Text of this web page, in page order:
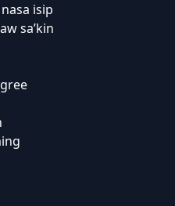
isip
sa’kin